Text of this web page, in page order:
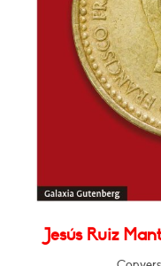
Jesús Ruiz